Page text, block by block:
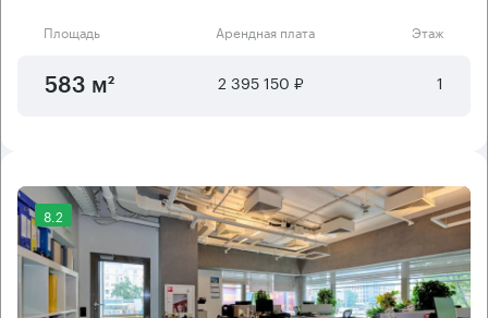
Площадь Арендная плата Этаж
583 м² 2 395 150 ₽ 1
8.2